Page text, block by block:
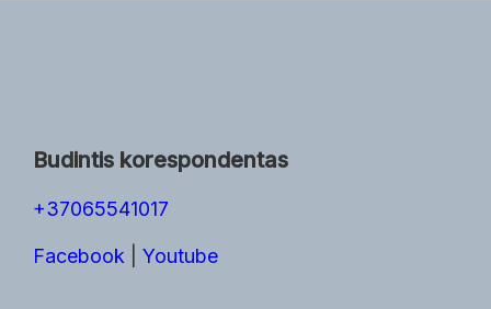
Budintis korespondentas
+37065541017
Facebook Youtube